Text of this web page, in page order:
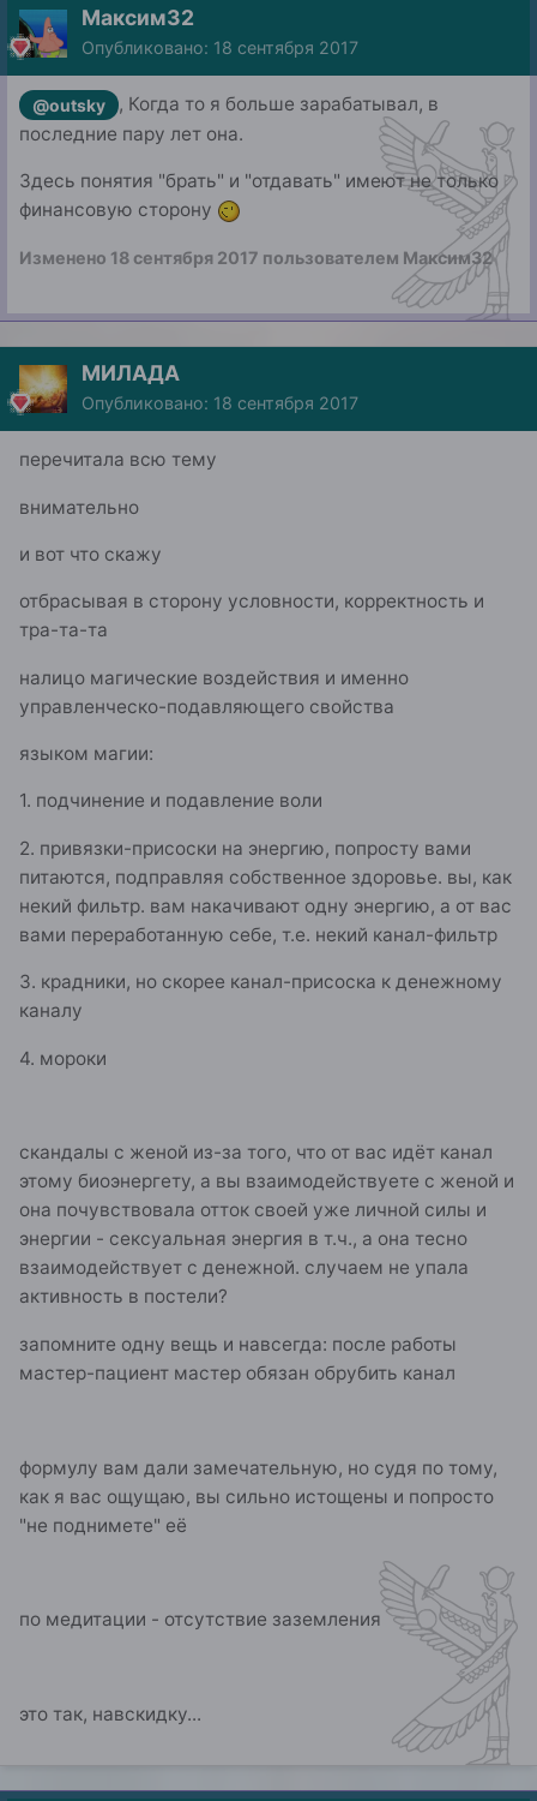
Максим32
Опубликовано: 18 сентября 2017
@outsky
, Когда то я больше зарабатывал, в
последние пару лет она.
Здесь понятия "брать" и "отдавать" имеют не только
финансовую сторону
Изменено 18 сентября 2017 пользователем Максим32
МИЛАДА
Опубликовано: 18 сентября 2017
перечитала всю тему
внимательно
и вот что скажу
отбрасывая в сторону условности, корректность и
тра-та-та
налицо магические воздействия и именно
управленческо-подавляющего свойства
языком магии:
1. подчинение и подавление воли
2. привязки-присоски на энергию, попросту вами
питаются, подправляя собственное здоровье. вы, как
некий фильтр. вам накачивают одну энергию, а от вас
вами переработанную себе, т.е. некий канал-фильтр
3. крадники, но скорее канал-присоска к денежному
каналу
4. мороки
скандалы с женой из-за того, что от вас идёт канал
этому биоэнергету, а вы взаимодействуете с женой и
она почувствовала отток своей уже личной силы и
энергии - сексуальная энергия в т.ч., а она тесно
взаимодействует с денежной. случаем не упала
активность в постели?
запомните одну вещь и навсегда: после работы
мастер-пациент мастер обязан обрубить канал
формулу вам дали замечательную, но судя по тому,
как я вас ощущаю, вы сильно истощены и попросто
"не поднимете" её
по медитации - отсутствие заземления
это так, навскидку...